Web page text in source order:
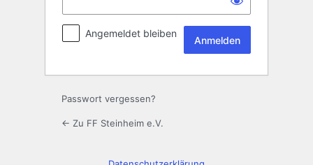
Angemeldet bleiben
Passwort vergessen?
← Zu FF Steinheim e.V.